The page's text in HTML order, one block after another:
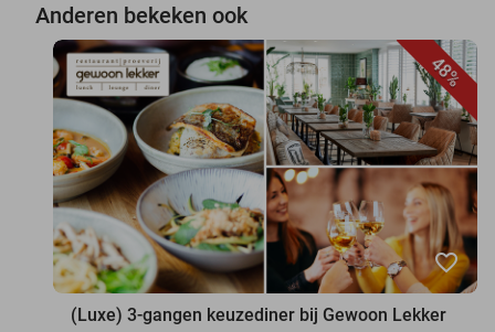
Anderen bekeken ook
48%
favorite_border
(Luxe) 3-gangen keuzediner bij Gewoon Lekker